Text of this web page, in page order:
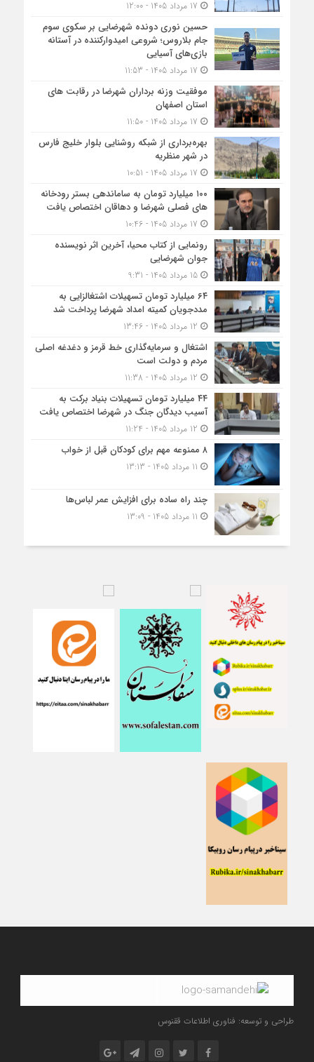
حسین نوری دونده شهرضایی بر سکوی سوم
جام بلاروس؛ شروعی امیدوارکننده در آستانه
بازی‌های آسیایی
موفقیت وزنه برداران شهرضا در رقابت های
استان اصفهان
بهره‌برداری از شبکه روشنایی بلوار خلیج فارس
در شهر منظریه
۱۰۰ میلیارد تومان به ساماندهی بستر رودخانه
های فصلی شهرضا و دهاقان اختصاص یافت
رونمایی از کتاب محیا، آخرین اثر نویسنده
جوان شهرضایی
15 مرداد 1405 - 9:31
۶۴ میلیارد تومان تسهیلات اشتغالزایی به
مددجویان کمیته امداد شهرضا پرداخت شد
اشتغال و سرمایه‌گذاری خط قرمز و دغدغه اصلی
مردم و دولت است
۴۴ میلیارد تومان تسهیلات بنیاد برکت به
آسیب دیدگان جنگ در شهرضا اختصاص یافت
۸ ممنوعه مهم برای کودکان قبل از خواب
چند راه ساده برای افزایش عمر لباس‌ها
طراحی و توسعه: فناوری اطلاعات ققنوس